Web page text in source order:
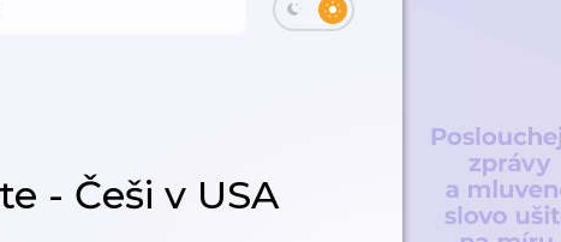
- Češi v USA